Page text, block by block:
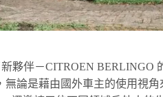
夥伴－CITROEN BERLINGO
無論是藉由國外車主的使用視